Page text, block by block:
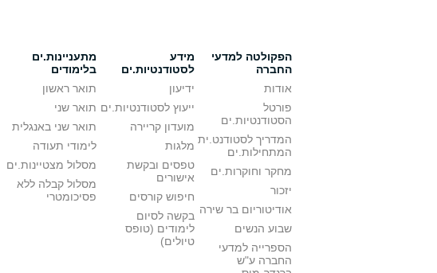
הפקולטה למדעי
החברה
אודות
פורטל
הסטודנטיות.ים
המדריך לסטודנט.ית
המתחילות.ים
מחקר וחוקרות.ים
יזכור
אודיטוריום בר שירה
שבוע הנשים
הספרייה למדעי
החברה ע"ש
מידע
לסטודנטיות.ים
ידיעון
ייעוץ לסטודנטיות.ים
מועדון קריירה
מלגות
טפסים ובקשת
אישורים
חיפוש קורסים
בקשה לסיום
לימודים (טופס
טיולים)
מתעניינות.ים
בלימודים
תואר ראשון
תואר שני
תואר שני באנגלית
לימודי תעודה
מסלול מצטיינות.ים
מסלול קבלה ללא
פסיכומטרי